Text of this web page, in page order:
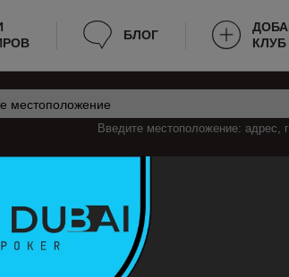
БЛОГ
КЛУБ
Введите местоположение: адрес,
которые будут проходить на этой неделе, и